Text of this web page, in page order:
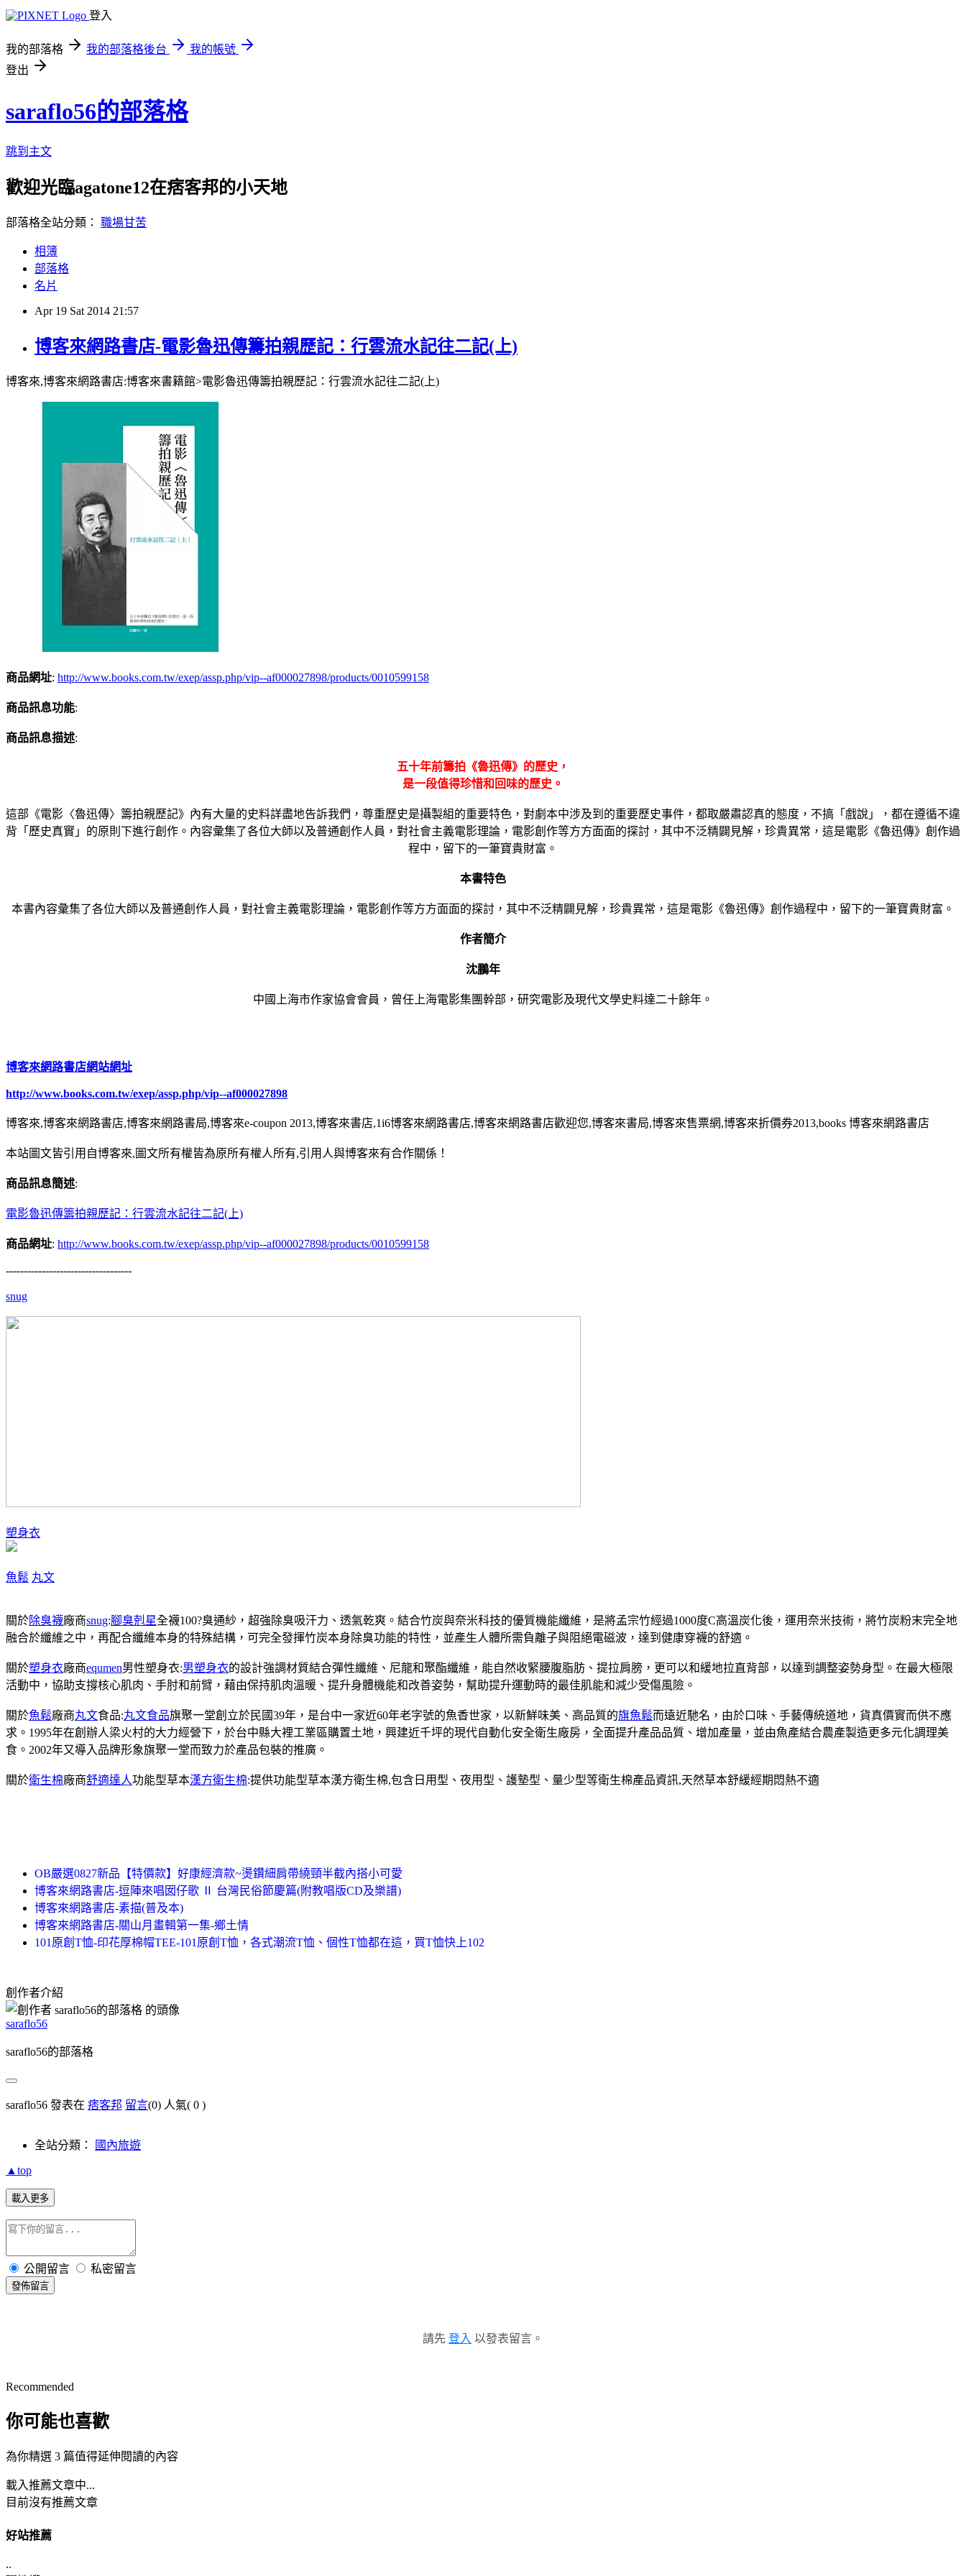
登入
我的部落格 我的部落格後台
我的帳號
登出
saraflo56的部落格
跳到主文
歡迎光臨agatone12在痞客邦的小天地
部落格全站分類： 職場甘苦
相簿
部落格
名片
Apr 19 Sat 2014 21:57
博客來網路書店-電影魯迅傳籌拍親歷記：行雲流水記往二記(上)
博客來,博客來網路書店:博客來書籍館>電影魯迅傳籌拍親歷記：行雲流水記往二記(上)
商品網址: http://www.books.com.tw/exep/assp.php/vip--af000027898/products/0010599158
商品訊息功能:
商品訊息描述:
五十年前籌拍《魯迅傳》的歷史，
是一段值得珍惜和回味的歷史。
這部《電影〈魯迅傳〉籌拍親歷記》內有大量的史料詳盡地告訴我們，尊重歷史是攝製組的重要特色，對劇本中涉及到的重要歷史事件，都取嚴肅認真的態度，不搞「戲說」，都在遵循不違
背「歷史真實」的原則下進行創作。內容彙集了各位大師以及普通創作人員，對社會主義電影理論，電影創作等方方面面的探討，其中不泛精闢見解，珍貴異常，這是電影《魯迅傳》創作過
程中，留下的一筆寶貴財富。
本書特色
本書內容彙集了各位大師以及普通創作人員，對社會主義電影理論，電影創作等方方面面的探討，其中不泛精闢見解，珍貴異常，這是電影《魯迅傳》創作過程中，留下的一筆寶貴財富。
作者簡介
沈鵬年
中國上海市作家協會會員，曾任上海電影集團幹部，研究電影及現代文學史料達二十餘年。
博客來網路書店網站網址
http://www.books.com.tw/exep/assp.php/vip--af000027898
博客來,博客來網路書店,博客來網路書局,博客來e-coupon 2013,博客來書店,1i6博客來網路書店,博客來網路書店歡迎您,博客來書局,博客來售票網,博客來折價券2013,books 博客來網路書店
本站圖文皆引用自博客來,圖文所有權皆為原所有權人所有,引用人與博客來有合作關係！
商品訊息簡述:
電影魯迅傳籌拍親歷記：行雲流水記往二記(上)
商品網址: http://www.books.com.tw/exep/assp.php/vip--af000027898/products/0010599158
-----------------------------------
snug
塑身衣
魚鬆 丸文
關於除臭襪廠商snug:腳臭剋星全襪100?臭通紗，超強除臭吸汗力、透氣乾爽。結合竹炭與奈米科技的優質機能纖維，是將孟宗竹經過1000度C高溫炭化後，運用奈米技術，將竹炭粉末完全地
融合於纖維之中，再配合纖維本身的特殊結構，可完全發揮竹炭本身除臭功能的特性，並產生人體所需負離子與阻絕電磁波，達到健康穿襪的舒適。
關於塑身衣廠商equmen男性塑身衣:男塑身衣的設計強調材質結合彈性纖維、尼龍和聚酯纖維，能自然收緊腰腹脂肪、提拉肩膀，更可以和緩地拉直背部，以達到調整姿勢身型。在最大極限
活動中，協助支撐核心肌肉、手肘和前臂，藉由保持肌肉溫暖、提升身體機能和改善姿勢，幫助提升運動時的最佳肌能和減少受傷風險。
關於魚鬆廠商丸文食品:丸文食品旗聚一堂創立於民國39年，是台中一家近60年老字號的魚香世家，以新鮮味美、高品質的旗魚鬆而遠近馳名，由於口味、手藝傳統道地，貨真價實而供不應
求。1995年在創辦人梁火村的大力經營下，於台中縣大裡工業區購置土地，興建近千坪的現代自動化安全衛生廠房，全面提升產品品質、增加產量，並由魚產結合農產製造更多元化調理美
食。2002年又導入品牌形象旗聚一堂而致力於產品包裝的推廣。
關於衛生棉廠商舒適達人功能型草本漢方衛生棉:提供功能型草本漢方衛生棉,包含日用型、夜用型、護墊型、量少型等衛生棉產品資訊,天然草本舒緩經期悶熱不適
OB嚴選0827新品【特價款】好康經濟款~燙鑽細肩帶繞頸半截內搭小可愛
博客來網路書店-逗陣來唱囡仔歌 Ⅱ 台灣民俗節慶篇(附教唱版CD及樂譜)
博客來網路書店-素描(普及本)
博客來網路書店-關山月畫輯第一集-鄉土情
101原創T恤-印花厚棉帽TEE-101原創T恤，各式潮流T恤、個性T恤都在這，買T恤快上102
創作者介紹
saraflo56
saraflo56的部落格
saraflo56 發表在 痞客邦 留言(0) 人氣( 0 )
全站分類： 國內旅遊
▲top
載入更多
公開留言 私密留言
發佈留言
請先 登入 以發表留言。
Recommended
你可能也喜歡
為你精選 3 篇值得延伸閱讀的內容
載入推薦文章中...
目前沒有推薦文章
好站推薦
..